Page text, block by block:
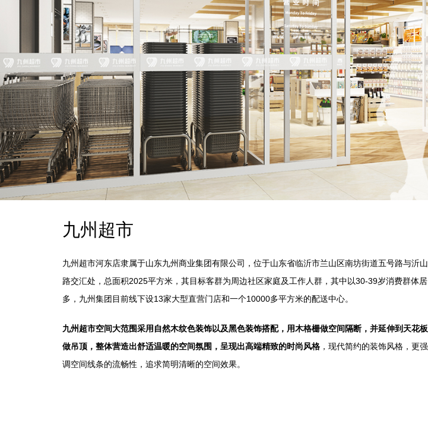
九州超市
九州超市河东店隶属于山东九州商业集团有限公司，位于山东省临沂市兰山区南坊街道五号路与沂山
路交汇处，总面积2025平方米，其目标客群为周边社区家庭及工作人群，其中以30-39岁消费群体居
多，九州集团目前线下设13家大型直营门店和一个10000多平方米的配送中心。
九州超市空间大范围采用自然木纹色装饰以及黑色装饰搭配，用木格栅做空间隔断，并延伸到天花板
做吊顶，整体营造出舒适温暖的空间氛围，呈现出高端精致的时尚风格，现代简约的装饰风格，更强
调空间线条的流畅性，追求简明清晰的空间效果。